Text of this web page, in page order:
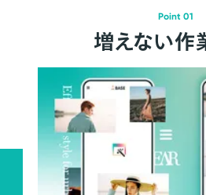
Point 01
増えない作